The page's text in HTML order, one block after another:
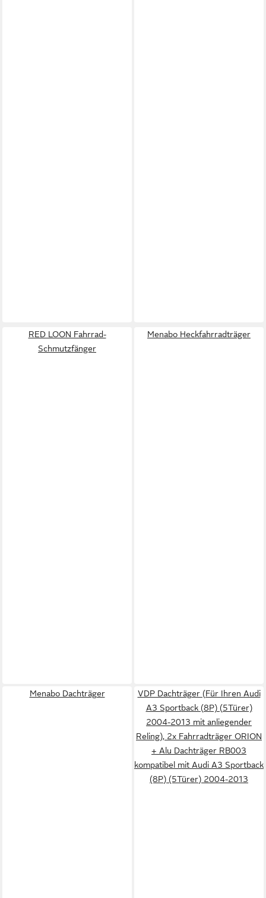
RED LOON Fahrrad-
Schmutzfänger
Menabo Heckfahrradträger
Menabo Dachträger
VDP Dachträger (Für Ihren Audi
A3 Sportback (8P) (5Türer)
2004-2013 mit anliegender
Reling), 2x Fahrradträger ORION
+ Alu Dachträger RB003
kompatibel mit Audi A3 Sportback
(8P) (5Türer) 2004-2013